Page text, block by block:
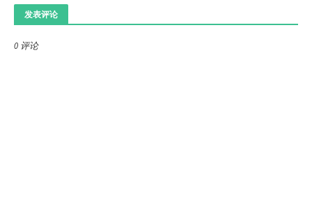
发表评论
0 评论